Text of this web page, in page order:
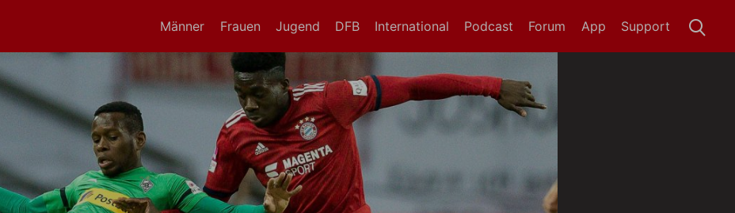
Männer Frauen Jugend DFB International Support
App
Forum
Podcast